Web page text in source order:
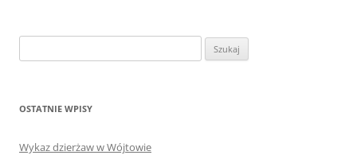
OSTATNIE WPISY
Wykaz dzierżaw w Wójtowie